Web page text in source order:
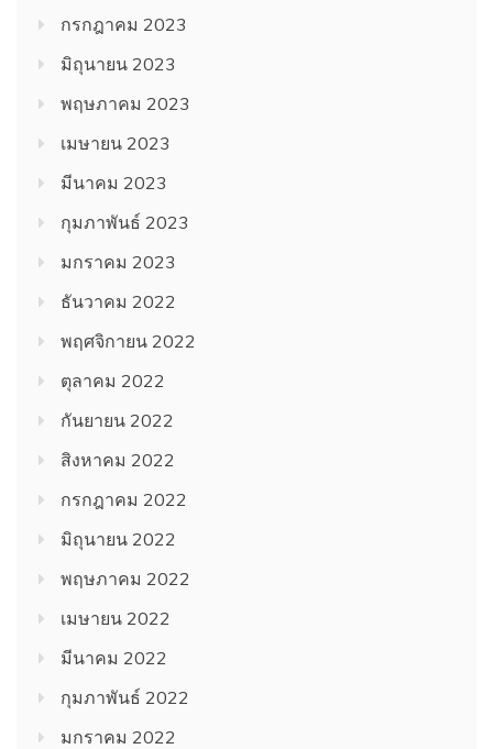
กรกฎาคม 2023
มิถุนายน 2023
พฤษภาคม 2023
เมษายน 2023
มีนาคม 2023
กุมภาพันธ์ 2023
มกราคม 2023
ธันวาคม 2022
พฤศจิกายน 2022
ตุลาคม 2022
กันยายน 2022
สิงหาคม 2022
กรกฎาคม 2022
มิถุนายน 2022
พฤษภาคม 2022
เมษายน 2022
มีนาคม 2022
กุมภาพันธ์ 2022
มกราคม 2022